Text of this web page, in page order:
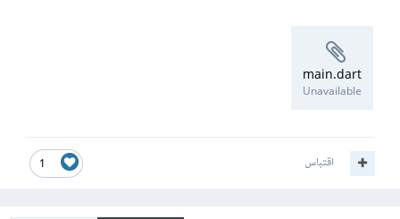
main.dart
Unavailable
1 اقتباس